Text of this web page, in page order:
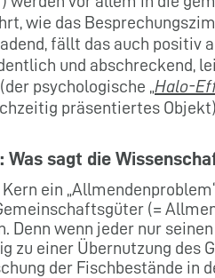
wie das
fällt das auch positiv
und abschreckend,
psychologische „ Halo-
präsentiertes Objekt).
Was sagt die
ein
(=
Denn wenn jeder nur
zu einer Übernutzung des
der Fischbestände in